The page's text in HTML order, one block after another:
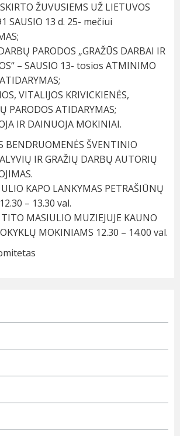
ŽUVUSIEMS UŽ LIETUVOS
SAUSIO 13 d. 25- mečiui
PARODOS „GRAŽŪS DARBAI IR
– SAUSIO 13- tosios ATMINIMO
VITALIJOS KRIVICKIENĖS,
PARODOS ATIDARYMAS;
IR DAINUOJA MOKINIAI.
BENDRUOMENĖS ŠVENTINIO
IR GRAŽIŲ DARBŲ AUTORIŲ
KAPO LANKYMAS PETRAŠIŪNŲ
– 13.30 val.
MASIULIO MUZIEJUJE KAUNO
MOKINIAMS 12.30 – 14.00 val.